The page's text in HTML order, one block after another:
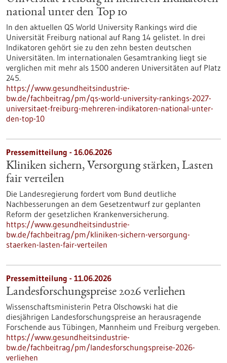
national unter den Top 10
In den aktuellen QS World University Rankings wird die
Universität Freiburg national auf Rang 14 gelistet. In drei
Indikatoren gehört sie zu den zehn besten deutschen
Universitäten. Im internationalen Gesamtranking liegt sie
verglichen mit mehr als 1500 anderen Universitäten auf Platz
245.
https://www.gesundheitsindustrie-
bw.de/fachbeitrag/pm/qs-world-university-rankings-2027-
universitaet-freiburg-mehreren-indikatoren-national-unter-
den-top-10
Pressemitteilung - 16.06.2026
Kliniken sichern, Versorgung stärken, Lasten
fair verteilen
Die Landesregierung fordert vom Bund deutliche
Nachbesserungen an dem Gesetzentwurf zur geplanten
Reform der gesetzlichen Krankenversicherung.
https://www.gesundheitsindustrie-
bw.de/fachbeitrag/pm/kliniken-sichern-versorgung-
staerken-lasten-fair-verteilen
Pressemitteilung - 11.06.2026
Landesforschungspreise 2026 verliehen
Wissenschaftsministerin Petra Olschowski hat die
diesjährigen Landesforschungspreise an herausragende
Forschende aus Tübingen, Mannheim und Freiburg vergeben.
https://www.gesundheitsindustrie-
bw.de/fachbeitrag/pm/landesforschungspreise-2026-
verliehen